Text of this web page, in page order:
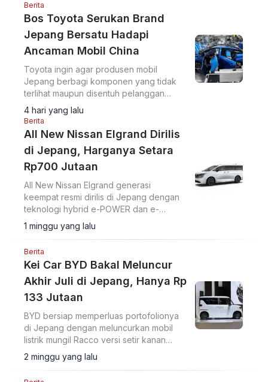
Berita
Bos Toyota Serukan Brand
Jepang Bersatu Hadapi
Ancaman Mobil China
Toyota ingin agar produsen mobil
Jepang berbagi komponen yang tidak
terlihat maupun disentuh pelanggan
sebagai langkah untuk memangkas biaya
dan menghadapi meningkatnya
persaingan.
4 hari yang lalu
Berita
All New Nissan Elgrand Dirilis
di Jepang, Harganya Setara
Rp700 Jutaan
All New Nissan Elgrand generasi
keempat resmi dirilis di Jepang dengan
teknologi hybrid e-POWER dan e-
4ORCE. Simak spesifikasi serta harga All
New Nissan Elgrand Jepang yang dimulai
1 minggu yang lalu
Berita
Kei Car BYD Bakal Meluncur
Akhir Juli di Jepang, Hanya Rp
133 Jutaan
BYD bersiap memperluas portofolionya
di Jepang dengan meluncurkan mobil
listrik mungil Racco versi setir kanan
pada 28 Juli 2026.
2 minggu yang lalu